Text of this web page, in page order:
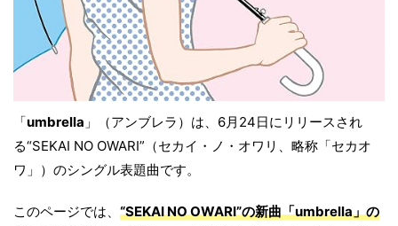
「umbrella 」（アンブレラ）は、6月24日にリリースされ
る“SEKAI NO OWARI”（セカイ・ノ・オワリ、略称「セカオ
ワ」）のシングル表題曲です。
このページでは、 “SEKAI NO OWARI”の新曲「umbrella」の